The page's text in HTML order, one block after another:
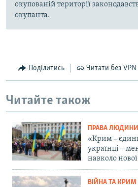
окупованій території
окупанта.
Поділитись Читати без VPN
Читайте також
ПРАВА ЛЮДИНИ
«Крим –
українці –
навколо
ВІЙНА ТА КРИМ